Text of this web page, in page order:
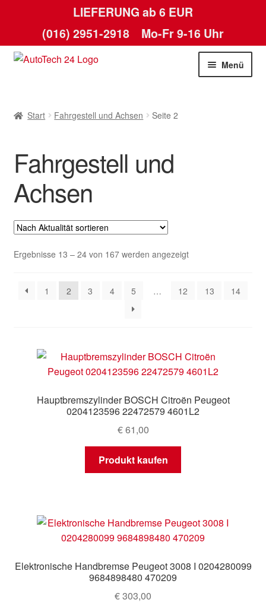
LIEFERUNG ab 6 EUR
(016) 2951-2918 Mo-Fr 9-16 Uhr
Zur
Zum
Menü
AGB
Datenschutz-Bestimmungen
Kasse
Kontakt
Lieferung
Mein Konto
Start Fahrgestell und Achsen Seite 2
Fahrgestell und
Achsen
Ergebnisse 13 – 24 von 167 werden angezeigtNach
1
2 3 4 5 … 12 13 14
Hauptbremszylinder BOSCH Citroën Peugeot
0204123596 22472579 4601L2
€61,00
Produkt kaufen
Elektronische Handbremse Peugeot 3008 I 0204280099
9684898480 470209
€303,00